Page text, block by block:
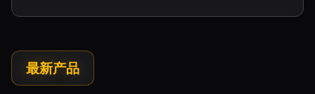
最新产品